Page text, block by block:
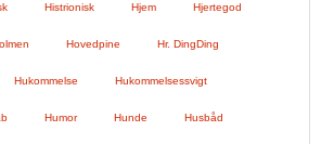
Histrionisk Hjem Hjertegod
Hovedpine Hr. DingDing
Hukommelse Hukommelsessvigt
Humor Hunde Husbåd